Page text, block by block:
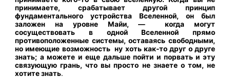
принимаете, срабатывает другой принцип
фундаментального устройства Вселенной, он был
заложен на уровне Майи, — когда могут
сосуществовать в одной Вселенной прямо
противоположенные системы, оставаясь свободными,
но имеющие возможность ну хоть как-то друг о друге
знать; а можете и еще дальше пойти и порвать и эту
связующую грань, что вы просто не знаете о том, не
хотите знать.